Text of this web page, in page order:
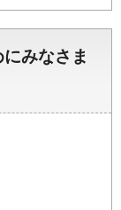
みなさま